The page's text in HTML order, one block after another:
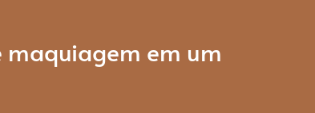
maquiagem em um